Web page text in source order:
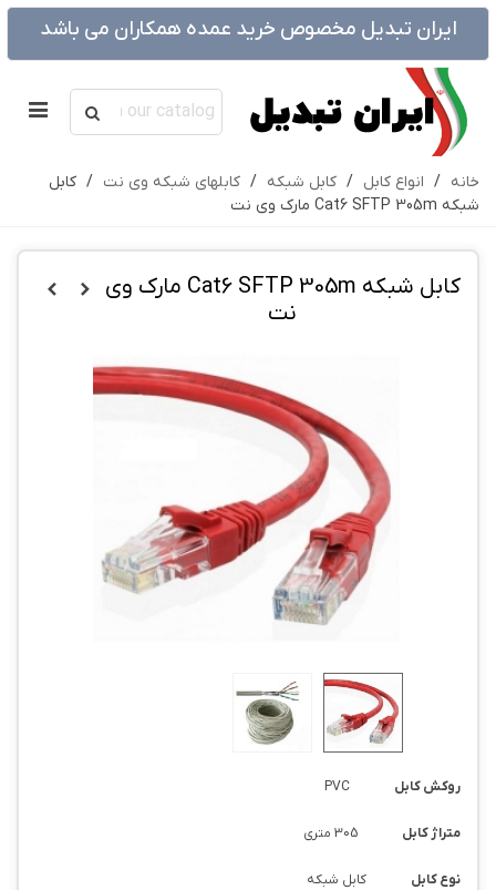
ایران تبدیل مخصوص خرید عمده همکاران می باشد
خانه / انواع کابل / کابل شبکه / کابلهای شبکه وی نت / کابل
شبکه Cat6 SFTP 305m مارک وی نت
کابل شبکه Cat6 SFTP 305m مارک وی
نت
روکش کابل PVC
متراژ کابل 305 متری
نوع کابل کابل شبکه